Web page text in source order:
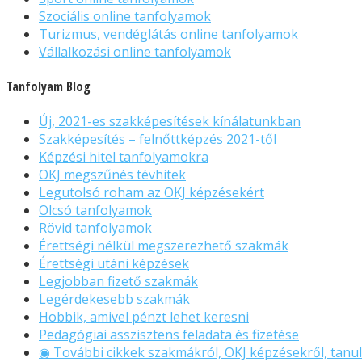
Szociális online tanfolyamok
Turizmus, vendéglátás online tanfolyamok
Vállalkozási online tanfolyamok
Tanfolyam Blog
Új, 2021-es szakképesítések kínálatunkban
Szakképesítés – felnőttképzés 2021-től
Képzési hitel tanfolyamokra
OKJ megszűnés tévhitek
Legutolsó roham az OKJ képzésekért
Olcsó tanfolyamok
Rövid tanfolyamok
Érettségi nélkül megszerezhető szakmák
Érettségi utáni képzések
Legjobban fizető szakmák
Legérdekesebb szakmák
Hobbik, amivel pénzt lehet keresni
Pedagógiai asszisztens feladata és fizetése
◉ További cikkek szakmákról, OKJ képzésekről,